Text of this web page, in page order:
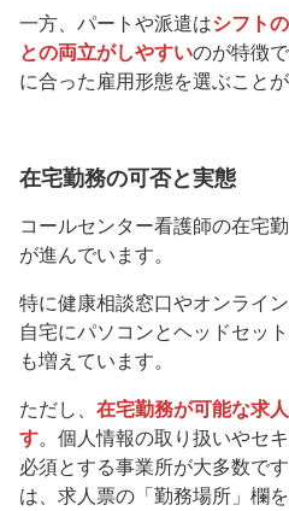
一方、パートや派遣はシフト
との両立がしやすいのが特徴
に合った雇用形態を選ぶこと
在宅勤務の可否と実態
コールセンター看護師の在宅
が進んでいます。
特に健康相談窓口やオンライ
自宅にパソコンとヘッドセッ
も増えています。
ただし、 在宅勤務が可能な求
す。個人情報の取り扱いやセ
必須とする事業所が大多数で
は、求人票の「勤務場所」欄